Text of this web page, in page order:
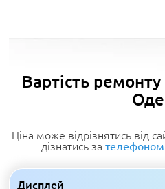
Вартість
Ціна може відрізнятись від
дізнатись за телефоном
Дисплей